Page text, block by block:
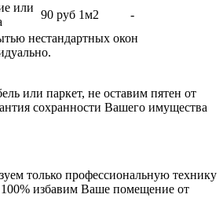
или
90 руб 1м2
-
нестандартных окон
или паркет, не оставим пятен от
сохранности Вашего имущества
только профессиональную технику
избавим Ваше помещение от